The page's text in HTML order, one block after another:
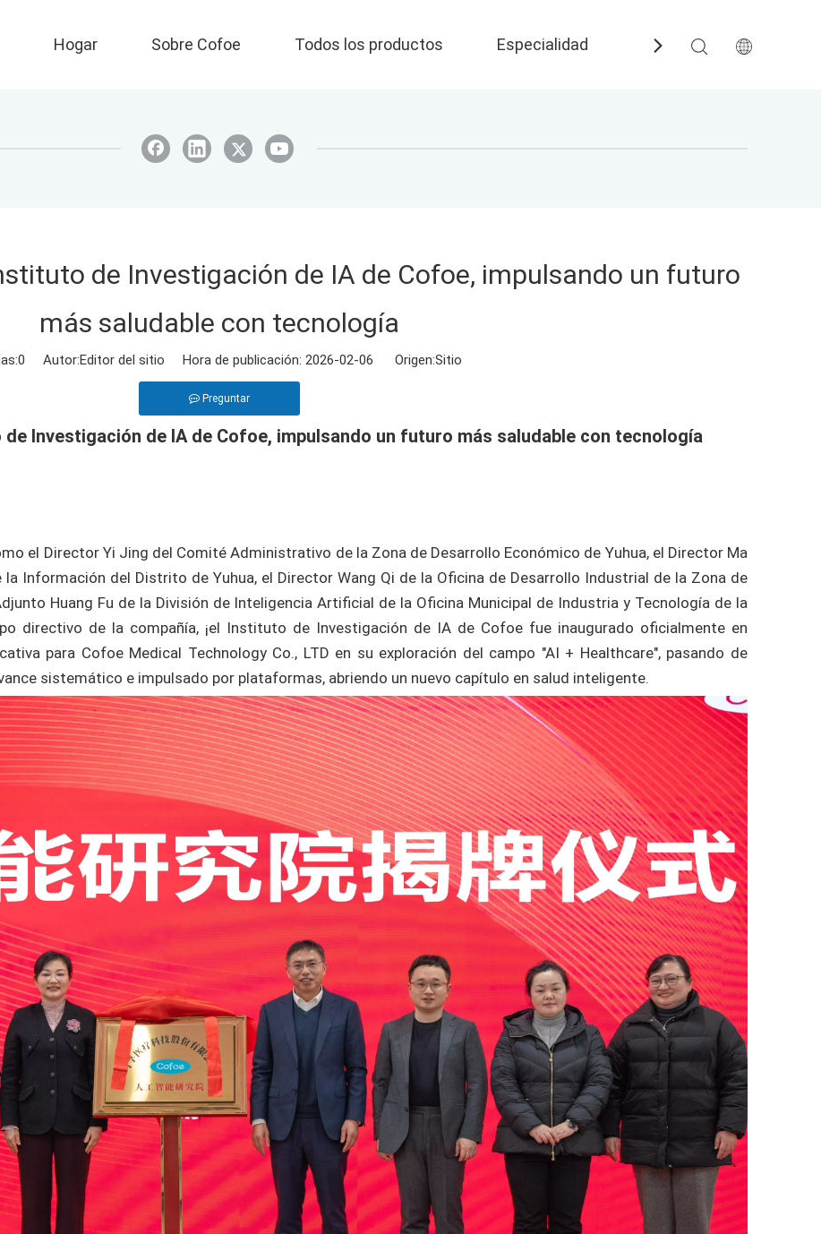
Hogar Sobre Cofoe Todos los productos Especialidad Preguntas más
de Investigación de IA de Cofoe, impulsando un futuro
más saludable con tecnología
0 Autor:Editor del sitio Hora de publicación: 2026-02-06 Origen:Sitio
Preguntar
Investigación de IA de Cofoe, impulsando un futuro más saludable con tecnología
el Director Yi Jing del Comité Administrativo de la Zona de Desarrollo Económico de Yuhua, el Director Ma
Información del Distrito de Yuhua, el Director Wang Qi de la Oficina de Desarrollo Industrial de la Zona de
Huang Fu de la División de Inteligencia Artificial de la Oficina Municipal de Industria y Tecnología de la
directivo de la compañía, ¡el Instituto de Investigación de IA de Cofoe fue inaugurado oficialmente en
para Cofoe Medical Technology Co., LTD en su exploración del campo "AI + Healthcare", pasando de
sistemático e impulsado por plataformas, abriendo un nuevo capítulo en salud inteligente.